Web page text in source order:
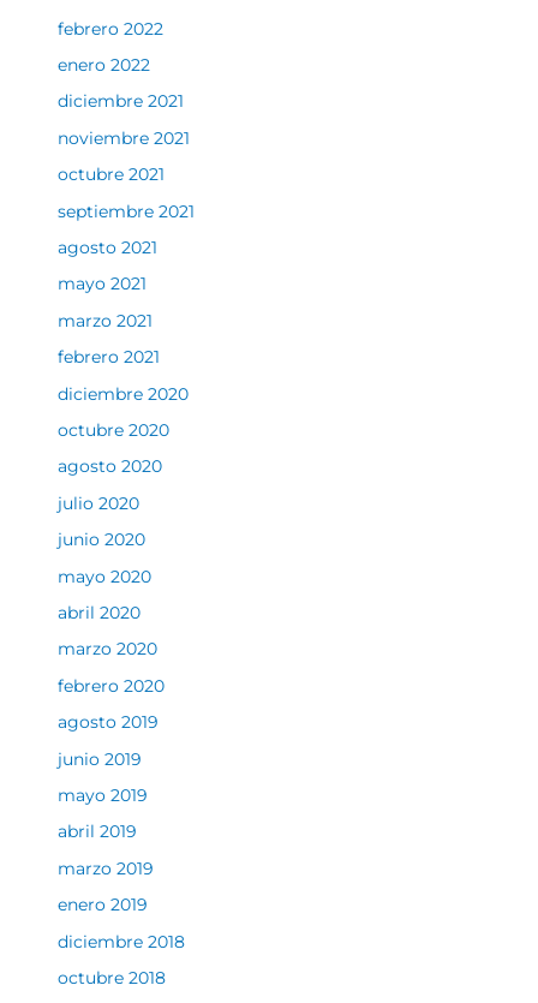
febrero 2022
enero 2022
diciembre 2021
noviembre 2021
octubre 2021
septiembre 2021
agosto 2021
mayo 2021
marzo 2021
febrero 2021
diciembre 2020
octubre 2020
agosto 2020
julio 2020
junio 2020
mayo 2020
abril 2020
marzo 2020
febrero 2020
agosto 2019
junio 2019
mayo 2019
abril 2019
marzo 2019
enero 2019
diciembre 2018
octubre 2018